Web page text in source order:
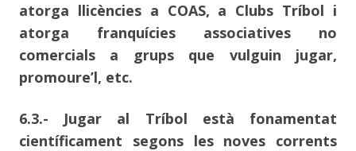
atorga llicències a COAS, a Clubs Tríbol i
atorga franquícies associatives no
comercials a grups que vulguin jugar,
promoure’l, etc.
6.3.- Jugar al Tríbol està fonamentat
científicament segons les noves corrents